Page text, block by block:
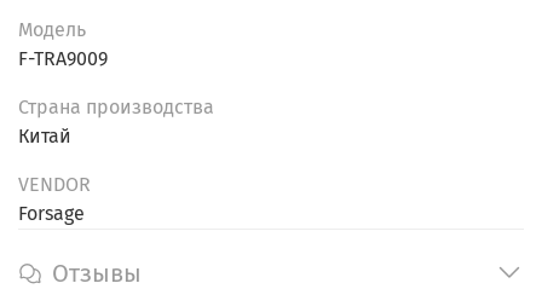
Модель
F-TRA9009
Страна производства
Китай
VENDOR
Forsage
Отзывы